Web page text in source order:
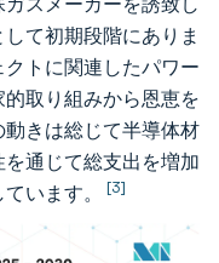
て初期段階にありま
トに関連したパワー
取り組みから恩恵を
きは総じて半導体材
通じて総支出を増加
います。 [3]